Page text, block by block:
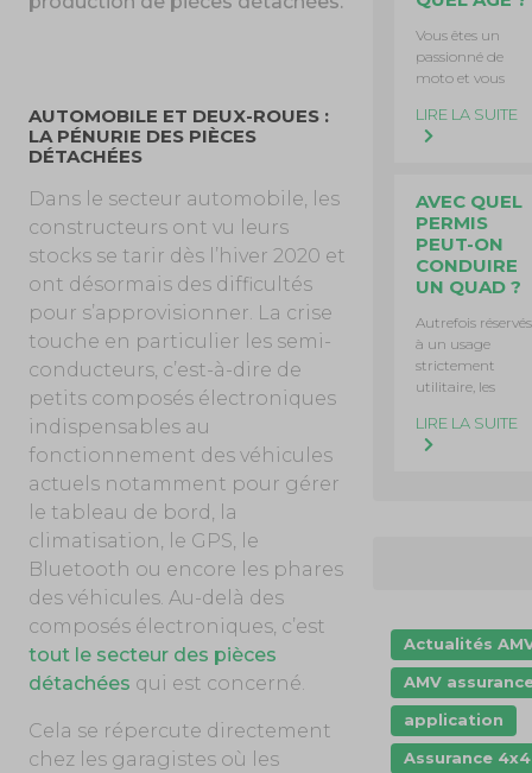
AUTOMOBILE ET DEUX-ROUES :
LA PÉNURIE DES PIÈCES
DÉTACHÉES
Dans le secteur automobile, les
constructeurs ont vu leurs
stocks se tarir dès l’hiver 2020 et
ont désormais des difficultés
pour s’approvisionner. La crise
touche en particulier les semi-
conducteurs, c’est-à-dire de
petits composés électroniques
indispensables au
fonctionnement des véhicules
actuels notamment pour gérer
le tableau de bord, la
climatisation, le GPS, le
Bluetooth ou encore les phares
des véhicules. Au-delà des
composés électroniques, c’est
tout le secteur des pièces
détachées qui est concerné.
Cela se répercute directement
chez les garagistes où les
Vous êtes un
passionné de
moto et vous
LIRE LA SUITE
AVEC QUEL
PERMIS
PEUT-ON
CONDUIRE
UN QUAD ?
Autrefois réservés
à un usage
strictement
utilitaire, les
LIRE LA SUITE
Actualités
AMV
application
Assurance 4x4